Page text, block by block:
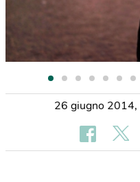
26 giugno 2014,